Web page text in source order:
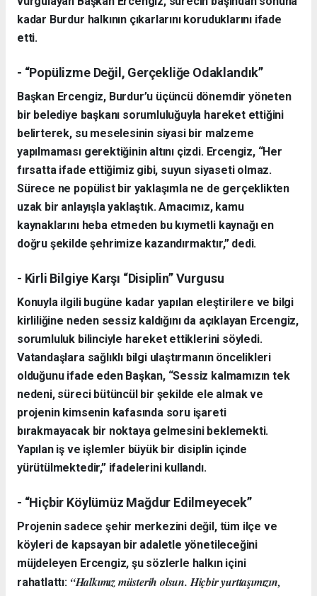
kadar Burdur halkının çıkarlarını koruduklarını ifade
etti.
- “Popülizme Değil, Gerçekliğe Odaklandık”
Başkan Ercengiz, Burdur’u üçüncü dönemdir yöneten
bir belediye başkanı sorumluluğuyla hareket ettiğini
belirterek, su meselesinin siyasi bir malzeme
yapılmaması gerektiğinin altını çizdi. Ercengiz, “Her
fırsatta ifade ettiğimiz gibi, suyun siyaseti olmaz.
Sürece ne popülist bir yaklaşımla ne de gerçeklikten
uzak bir anlayışla yaklaştık. Amacımız, kamu
kaynaklarını heba etmeden bu kıymetli kaynağı en
doğru şekilde şehrimize kazandırmaktır,” dedi.
- Kirli Bilgiye Karşı “Disiplin” Vurgusu
Konuyla ilgili bugüne kadar yapılan eleştirilere ve bilgi
kirliliğine neden sessiz kaldığını da açıklayan Ercengiz,
sorumluluk bilinciyle hareket ettiklerini söyledi.
Vatandaşlara sağlıklı bilgi ulaştırmanın öncelikleri
olduğunu ifade eden Başkan, “Sessiz kalmamızın tek
nedeni, süreci bütüncül bir şekilde ele almak ve
projenin kimsenin kafasında soru işareti
bırakmayacak bir noktaya gelmesini beklemekti.
Yapılan iş ve işlemler büyük bir disiplin içinde
yürütülmektedir,” ifadelerini kullandı.
- “Hiçbir Köylümüz Mağdur Edilmeyecek”
Projenin sadece şehir merkezini değil, tüm ilçe ve
köyleri de kapsayan bir adaletle yönetileceğini
müjdeleyen Ercengiz, şu sözlerle halkın içini
rahatlattı: “Halkımız müsterih olsun. Hiçbir yurttaşımızın,